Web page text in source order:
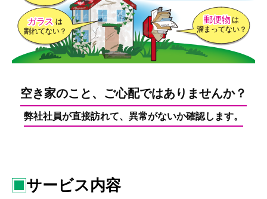
空き家のこと、ご心配ではありませんか？
弊社社員が直接訪れて、異常がないか確認します。
サービス内容